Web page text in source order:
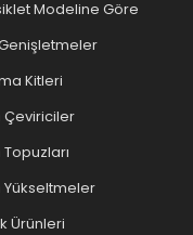
Modeline Göre
Kitleri
Çeviriciler
Yükseltmeler
Ürünleri